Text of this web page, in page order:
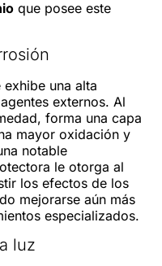
que posee este
una alta
externos. Al
forma una capa
mayor oxidación y
notable
le otorga al
los efectos de los
mejorarse aún más
especializados.
luz